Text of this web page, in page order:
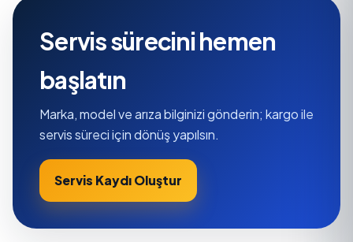
Servis sürecini hemen
başlatın
Marka, model ve arıza bilginizi gönderin; kargo ile
servis süreci için dönüş yapılsın.
Servis Kaydı Oluştur